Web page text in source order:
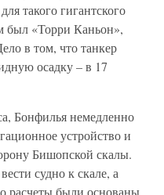
такого гигантского
был «Торри Каньон»,
в том, что танкер
осадку – в 17
Бонфилья немедленно
устройство и
Бишопской скалы.
судно к скале, а
расчеты были основаны